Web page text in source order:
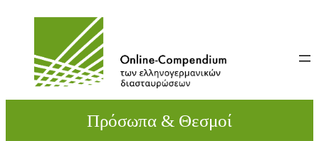
Πρόσωπα & Θεσμοί